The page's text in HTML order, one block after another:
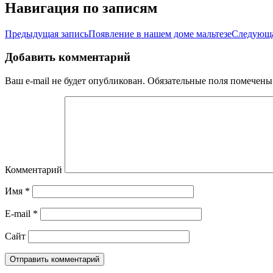
Навигация по записям
Предыдущая записьПоявление в нашем доме мальтезе
Добавить комментарий
Ваш e-mail не будет опубликован. Обязательные поля помечены
Комментарий
Имя *
E-mail *
Сайт